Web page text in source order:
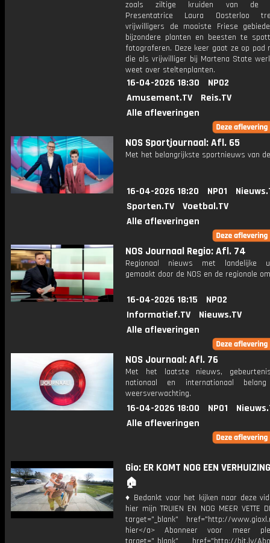
zoals ziltige kruiden van de
Presentatrice Laura Oosterloo
vrijwilligers de mooiste Friese
bijzondere planten en beesten te
fotograferen. Deze keer gaat ze op pad
die als vrijwilliger bij Martena State
weet over steltenplanten.
16-04-2026 18:30
NPO2
Amusement.TV
Reis.TV
Alle afleveringen
NOS Sportjournaal: Afl. 65
Met het belangrijkste sportnieuws van
16-04-2026 18:20 NPO1
Sporten.TV
Voetbal.TV
Alle afleveringen
NOS Journaal Regio: Afl. 74
Regionaal nieuws met landelijke
gemaakt door de NOS en de regionale
16-04-2026 18:15
NPO2
Informatief.TV
Nieuws.TV
Alle afleveringen
NOS Journaal: Afl. 76
Met het laatste nieuws,
nationaal en internationaal
weersverwachting.
16-04-2026 18:00 NPO1
Alle afleveringen
Gio: ER KOMT NOG EEN
🏠
♦ Bedankt voor het kijken naar deze
hier mijn TRUIEN EN NOG MEER VETTE
target="_blank" href="http://
hier</a> Abonneer voor meer